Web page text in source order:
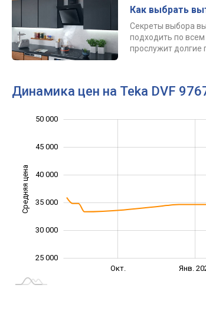
Как выбрать
Секреты выбора
подходить по
прослужит долгие
Динамика цен на Teka DVF
Средняя цена
25 000
30 000
35 000
40 000
45 000
50 000
Окт. Янв.